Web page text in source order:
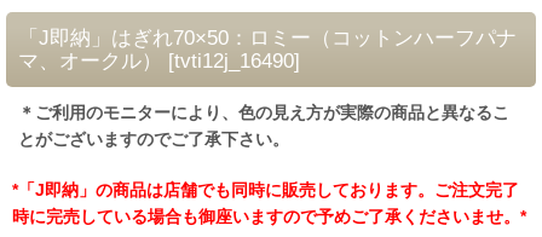
「J即納」はぎれ70×50：ロミー（コットンハーフパナ
マ、オークル）
[tvti12j_16490]
＊ご利用のモニターにより、色の見え方が実際の商品と異なるこ
とがございますのでご了承下さい。
*「J即納」の商品は店舗でも同時に販売しております。ご注文完了
時に完売している場合も御座いますので予めご了承くださいませ。*